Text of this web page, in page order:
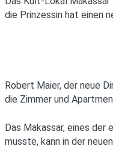
die Prinzessin hat einen
Robert Maier, der neue
die Zimmer und
Das Makassar, eines
musste, kann in der